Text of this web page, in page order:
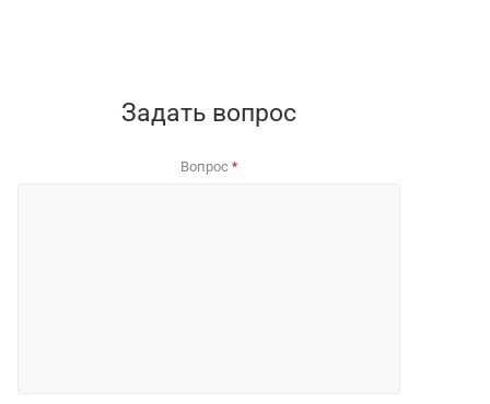
Задать вопрос
Вопрос *